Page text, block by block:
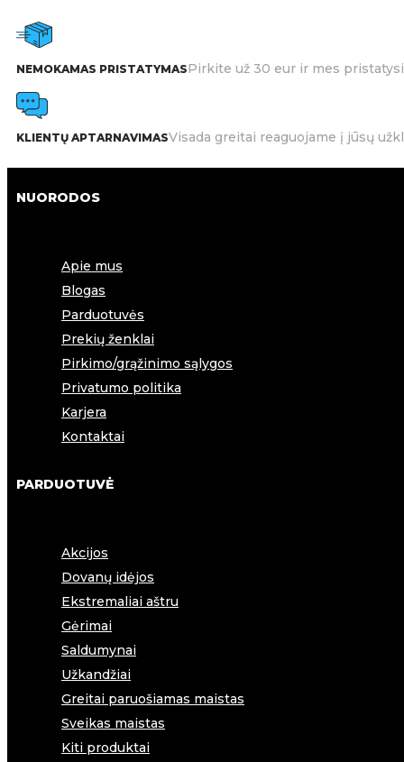
NEMOKAMAS PRISTATYMASPirkite už 30 eur ir mes
KLIENTŲ APTARNAVIMASVisada greitai reaguojame į jūsų
NUORODOS
Apie mus
Blogas
Parduotuvės
Prekių ženklai
Pirkimo/grąžinimo sąlygos
Privatumo politika
Karjera
Kontaktai
PARDUOTUVĖ
Akcijos
Dovanų idėjos
Ekstremaliai aštru
Gėrimai
Saldumynai
Užkandžiai
Greitai paruošiamas maistas
Sveikas maistas
Kiti produktai